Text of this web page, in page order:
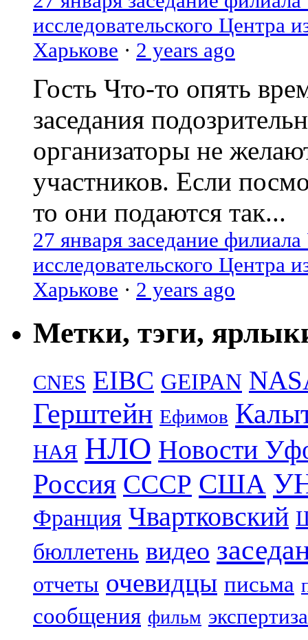
исследовательского Центра
Харькове · 2 years ago
Гость Что-то опять
заседания
организаторы не
участников. Если
то они подаются так...
27 января заседание
исследовательского Центра
Харькове · 2 years ago
Метки, тэги,
CNES EIBC GEIPAN
Герштейн Ефимов
НАЯ НЛО Новости
Россия СССР США
Франция Чвартковский
бюллетень видео
отчеты очевидцы письма
сообщения фильм экспертиза